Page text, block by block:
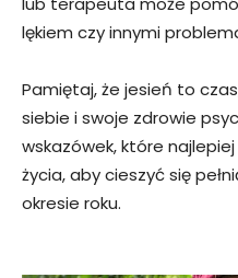
lękiem czy innymi
Pamiętaj, że jesień to
siebie i swoje zdrowie
wskazówek, które
życia, aby cieszyć się
okresie roku.